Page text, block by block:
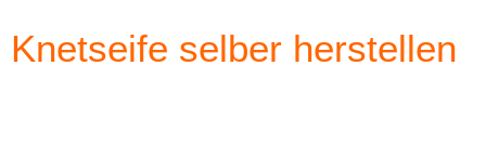
Knetseife selber herstellen